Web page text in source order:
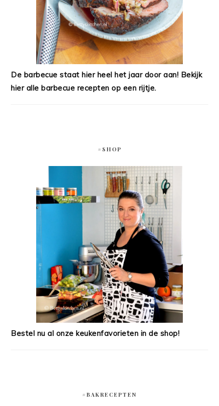
De barbecue staat hier heel het jaar door aan! Bekijk
hier alle barbecue recepten op een rijtje.
#SHOP
Bestel nu al onze keukenfavorieten in de shop!
#BAKRECEPTEN